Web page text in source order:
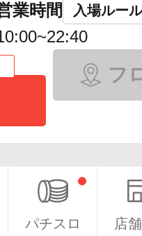
業時間
入場ルール
フ
パチスロ 店